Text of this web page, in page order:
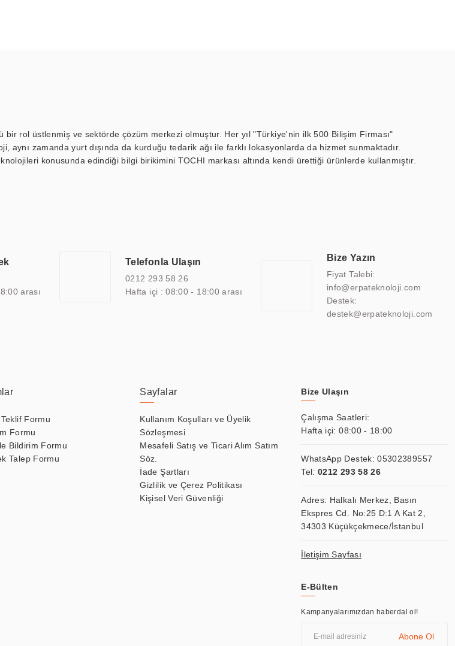
rol üstlenmiş ve sektörde çözüm merkezi olmuştur. Her yıl "Türkiye'nin ilk 500 Bilişim Firması"
aynı zamanda yurt dışında da kurduğu tedarik ağı ile farklı lokasyonlarda da hizmet sunmaktadır.
konusunda edindiği bilgi birikimini TOCHI markası altında kendi ürettiği ürünlerde kullanmıştır.
sertifikalara sahip olup, etik değerlere bağlı bir şekilde hareket etmektedir. Kaliteli ekipmanı, uzman kadroları,
öne çıkmasına ve sürekli gelişimine katkı sağlamaktadır.
arası
Telefonla Ulaşın
0212 293 58 26
Hafta içi : 08:00 - 18:00 arası
Bize Yazın
Fiyat Talebi:
info@erpateknoloji.com
Destek:
destek@erpateknoloji.com
Formu
Formu
Bildirim Formu
Talep Formu
Sayfalar
Kullanım Koşulları ve Üyelik
Sözleşmesi
Mesafeli Satış ve Ticari Alım Satım
Söz.
İade Şartları
Gizlilik ve Çerez Politikası
Kişisel Veri Güvenliği
Bize Ulaşın
Çalışma Saatleri:
Hafta içi: 08:00 - 18:00
WhatsApp Destek:05302389557
Tel: 0212 293 58 26
Adres: Halkalı Merkez, Basın
Ekspres Cd. No:25 D:1 A Kat 2,
34303 Küçükçekmece/İstanbul
İletişim Sayfası
E-Bülten
Kampanyalarımızdan haberdal ol!
Abone Ol